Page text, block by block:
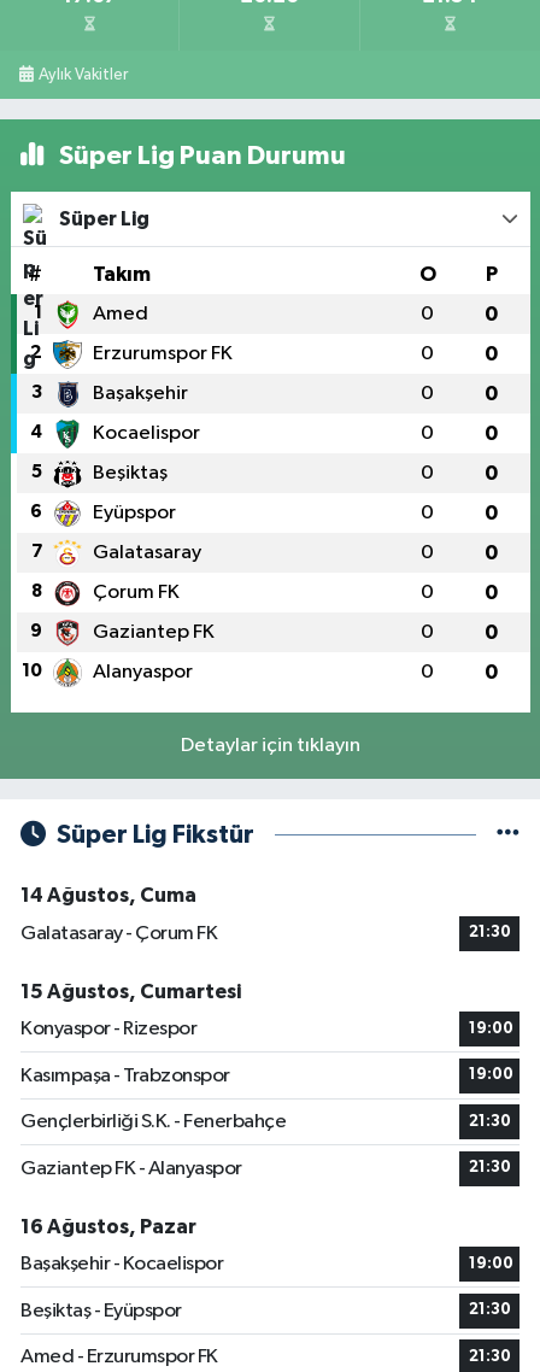
Aylık Vakitler
Süper Lig Puan Durumu
Süper Lig
# Takım O P
1 Amed 0 0
2 Erzurumspor FK 0 0
3 Başakşehir 0 0
4 Kocaelispor 0 0
5 Beşiktaş 0 0
6 Eyüpspor 0 0
7 Galatasaray 0 0
8 Çorum FK 0 0
9 Gaziantep FK 0 0
10 Alanyaspor 0 0
Detaylar için tıklayın
Süper Lig Fikstür
14 Ağustos, Cuma
Galatasaray - Çorum FK
21:30
15 Ağustos, Cumartesi
Konyaspor - Rizespor
19:00
Kasımpaşa - Trabzonspor 19:00
Gençlerbirliği S.K. - Fenerbahçe 21:30
Gaziantep FK - Alanyaspor 21:30
16 Ağustos, Pazar
Başakşehir - Kocaelispor
19:00
Beşiktaş - Eyüpspor 21:30
Amed - Erzurumspor FK 21:30